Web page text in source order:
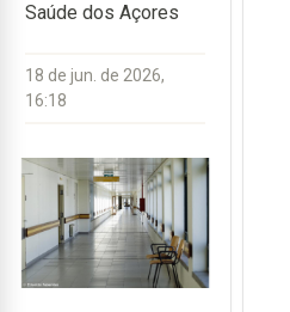
Saúde dos Açores
18 de jun. de 2026,
16:18